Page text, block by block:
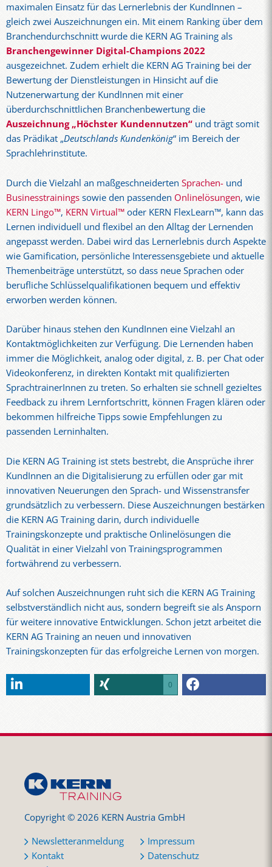
maximalen Einsatz für das Lernerlebnis der KundInnen –
gleich zwei Auszeichnungen ein. Mit einem Ranking über dem
Branchendurchschnitt wurde die KERN AG Training als
Branchengewinner Digital-Champions 2022
ausgezeichnet. Zudem erhielt die KERN AG Training bei der
Bewertung der Dienstleistungen in Hinsicht auf die
Nutzenerwartung der KundInnen mit einer
überdurchschnittlichen Branchenbewertung die
Auszeichnung „Höchster Kundennutzen“ und trägt somit
das Prädikat „Deutschlands Kundenkönig“ im Bereich der
Sprachlehrinstitute.
Durch die Vielzahl an maßgeschneiderten Sprachen- und
Businesstrainingssowie den passenden Onlinelösungen, wie
KERN Lingo™, KERN Virtual™oder KERN FlexLearn™, kann das
Lernen individuell und flexibel an den Alltag der Lernenden
angepasst werden. Dabei wird das Lernerlebnis durch Aspekte
wie Gamification, persönliche Interessensgebiete und aktuelle
Themenbeiträge unterstützt, so dass neue Sprachen oder
berufliche Schlüsselqualifikationen bequem und effektiv
erworben werden können.
Darüber hinaus stehen den KundInnen eine Vielzahl an
Kontaktmöglichkeiten zur Verfügung. Die Lernenden haben
immer die Möglichkeit, analog oder digital, z. B. per Chat oder
Videokonferenz, in direkten Kontakt mit qualifizierten
SprachtrainerInnen zu treten. So erhalten sie schnell gezieltes
Feedback zu ihrem Lernfortschritt, können Fragen klären oder
bekommen hilfreiche Tipps sowie Empfehlungen zu
passenden Lerninhalten.
Die KERN AG Training ist stets bestrebt, die Ansprüche ihrer
KundInnen an die Digitalisierung zu erfüllen oder gar mit
innovativen Neuerungen den Sprach- und Wissenstransfer
grundsätzlich zu verbessern. Diese Auszeichnungen bestärken
die KERN AG Training darin, durch individuelle
Trainingskonzepte und praktische Onlinelösungen die
Qualität in einer Vielzahl von Trainingsprogrammen
fortwährend zu verbessern.
Auf solchen Auszeichnungen ruht sich die KERN AG Training
selbstverständlich nicht aus, sondern begreift sie als Ansporn
für weitere innovative Entwicklungen. Schon jetzt arbeitet die
KERN AG Training an neuen und innovativen
Trainingskonzepten für das erfolgreiche Lernen von morgen.
0
Copyright © 2026 KERN Austria GmbH
Newsletteranmeldung
Kontakt
Impressum
Datenschutz